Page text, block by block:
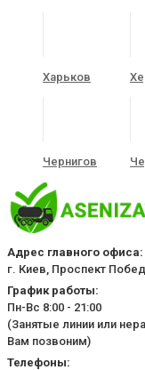
Харьков
Чернигов
Адрес главного офиса:
г. Киев, Проспект
График работы:
Пн-Вс 8:00 - 21:00
(Занятые линии или
Вам позвоним)
Телефоны: